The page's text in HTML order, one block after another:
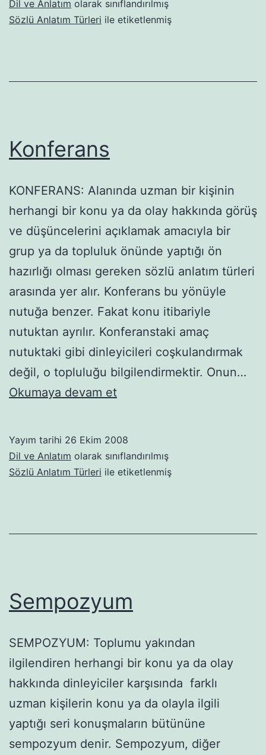
Dil ve Anlatım olarak sınıflandırılmış
Sözlü Anlatım Türleri ile etiketlenmiş
Konferans
KONFERANS: Alanında uzman bir kişinin
herhangi bir konu ya da olay hakkında görüş
ve düşüncelerini açıklamak amacıyla bir
grup ya da topluluk önünde yaptığı ön
hazırlığı olması gereken sözlü anlatım türleri
arasında yer alır. Konferans bu yönüyle
nutuğa benzer. Fakat konu itibariyle
nutuktan ayrılır. Konferanstaki amaç
nutuktaki gibi dinleyicileri coşkulandırmak
değil, o topluluğu bilgilendirmektir. Onun…
Okumaya devam etKonferans
Yayım tarihi 26 Ekim 2008
Dil ve Anlatım olarak sınıflandırılmış
Sözlü Anlatım Türleri ile etiketlenmiş
Sempozyum
SEMPOZYUM: Toplumu yakından
ilgilendiren herhangi bir konu ya da olay
hakkında dinleyiciler karşısında farklı
uzman kişilerin konu ya da olayla ilgili
yaptığı seri konuşmaların bütününe
sempozyum denir. Sempozyum, diğer